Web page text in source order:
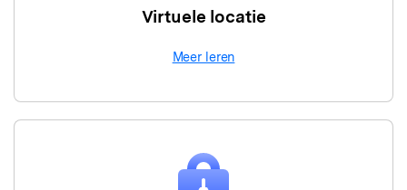
Virtuele locatie
Meer leren